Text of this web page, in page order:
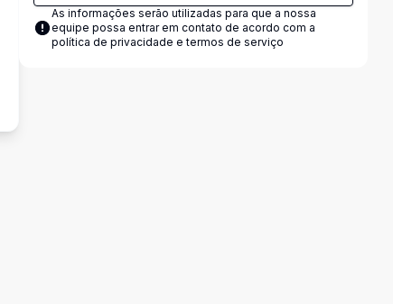
As informações serão utilizadas para que a nossa
equipe possa entrar em contato de acordo com a
política de privacidade e termos de serviço